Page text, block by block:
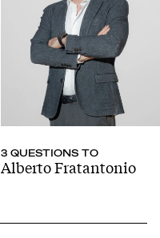
3 QUESTIONS TO
Alberto Fratantonio